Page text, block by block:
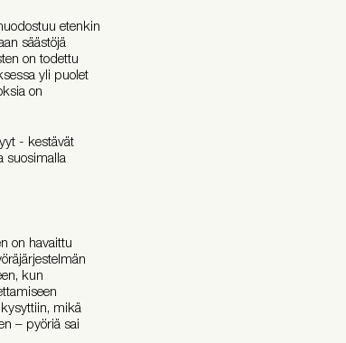
etenkin
säästöjä
on todettu
yli puolet
on
- kestävät
suosimalla
on havaittu
kun
mikä
– pyöriä sai